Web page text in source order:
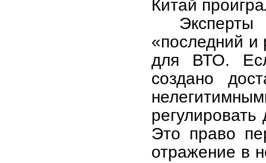
Китай
«последний
для ВТО.
создано
Это право
отражение в